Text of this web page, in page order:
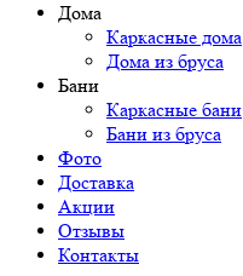
Дома
Каркасные дома
Дома из бруса
Бани
Каркасные бани
Бани из бруса
Фото
Доставка
Акции
Отзывы
Контакты